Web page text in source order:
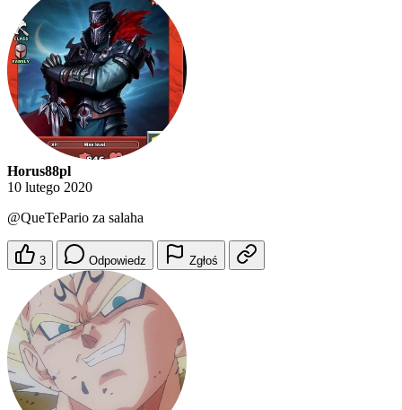
Horus88pl
10 lutego 2020
@QueTePario za salaha
3 Odpowiedz Zgłoś